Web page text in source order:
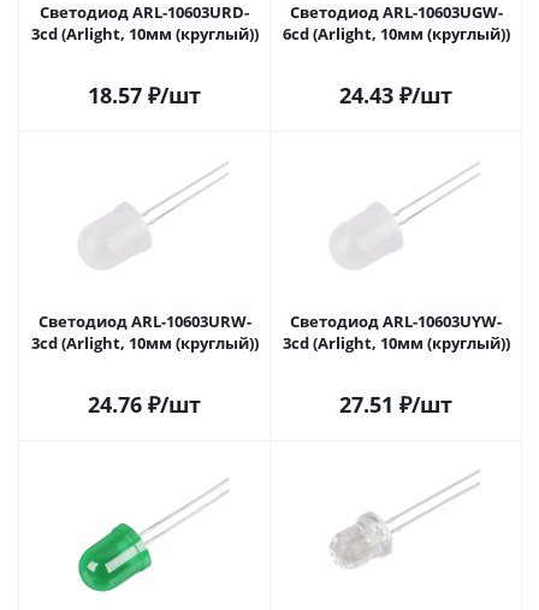
Светодиод ARL-10603URD-
3cd (Arlight, 10мм (круглый))
18.57 ₽/шт
Светодиод ARL-10603UGW-
6cd (Arlight, 10мм (круглый))
24.43 ₽/шт
Светодиод ARL-10603URW-
3cd (Arlight, 10мм (круглый))
24.76 ₽/шт
Светодиод ARL-10603UYW-
3cd (Arlight, 10мм (круглый))
27.51 ₽/шт